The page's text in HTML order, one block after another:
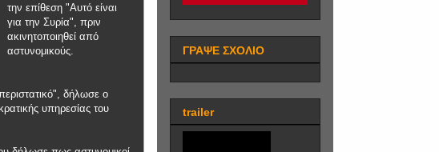
την επίθεση "Αυτό είναι
για την Συρία", πριν
ακινητοποιηθεί από
αστυνομικούς.
δήλωσε ο
υπηρεσίας του
ΓΡΑΨΕ ΣΧΟΛΙΟ
trailer